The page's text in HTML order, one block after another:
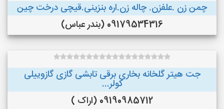
چمن زن .علفزن. چاله زن.اره بنزینی.قیچی درخت چین
09179534316 (بندر عباس)
جت هیتر گلخانه بخاری برقی تابشی گازی گازوییلی
کولر...
09190985712 (اراک )